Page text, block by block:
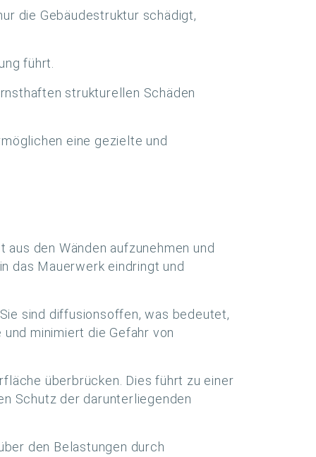
die Gebäudestruktur schädigt,
führt.
strukturellen Schäden
eine gezielte und
den Wänden aufzunehmen und
das Mauerwerk eindringt und
sind diffusionsoffen, was bedeutet,
minimiert die Gefahr von
überbrücken. Dies führt zu einer
Schutz der darunterliegenden
den Belastungen durch